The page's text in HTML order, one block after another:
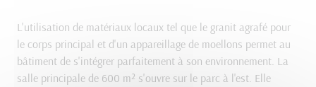
L'utilisation de matériaux locaux tel que le granit agrafé pour
le corps principal et d'un appareillage de moellons permet au
bâtiment de s'intégrer parfaitement à son environnement. La
salle principale de 600 m² s'ouvre sur le parc à l'est. Elle